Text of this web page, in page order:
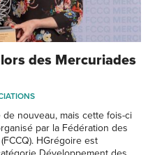
des Mercuriades
nouveau, mais cette fois-ci
par la Fédération des
HGrégoire est